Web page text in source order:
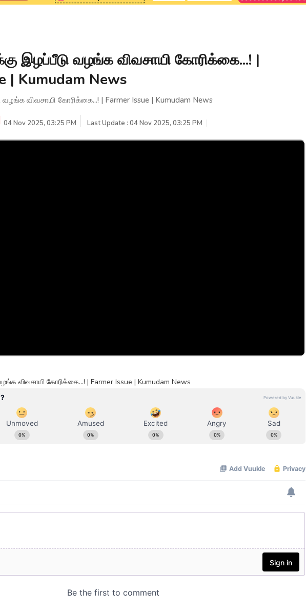
இழப்பீடு வழங்க விவசாயி கோரிக்கை...! |
| Kumudam News
வழங்க விவசாயி கோரிக்கை...! | Farmer Issue | Kumudam News
04 Nov 2025, 03:25 PM Last Update : 04 Nov 2025, 03:25 PM
விவசாயி கோரிக்கை...! | Farmer Issue | Kumudam News